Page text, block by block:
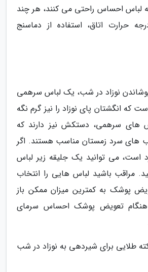
لباس احساس راحتی می کنند، هر چند
حرارت اتاق، استفاده از دماسنج
پوشاندن نوزاد در شب، یک لباس سرهمی
که انگشتان پای نوزاد را نیز گرم نگه
های سرهمی، دستکش نیز دارند که
های سرد زمستان مناسب هستند. اگر
است، می توانید یک جلیقه زیر لباس
مراقب باشید لباس هایی را انتخاب
پوشک به کمترین میزان ممکن باز
هنگام تعویض پوشک احساس سرمای